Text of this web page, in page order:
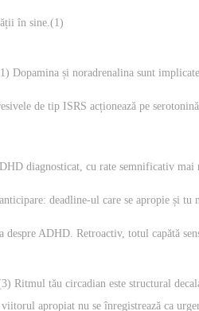
în sine.(1)
Dopamina și noradrenalina sunt
de tip ISRS acționează pe
diagnosticat, cu rate semnificativ mai
deadline-ul care se apropie și tu
despre ADHD. Retroactiv, totul capătă
Ritmul tău circadian este structural
apropiat nu se înregistrează ca